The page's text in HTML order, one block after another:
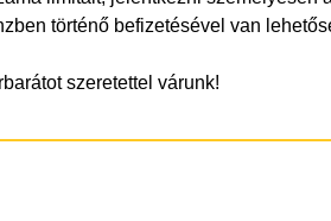
történő befizetésével van
szeretettel várunk!